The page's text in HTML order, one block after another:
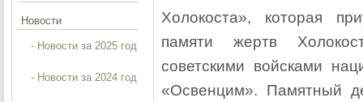
Холокоста», которая
памяти жертв
советскими войсками
«Освенцим». Памятный
Новости
- Новости за 2025 год
- Новости за 2024 год